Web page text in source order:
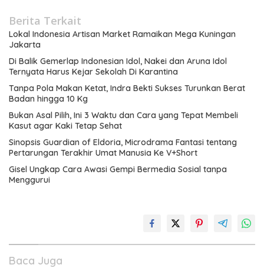
Berita Terkait
Lokal Indonesia Artisan Market Ramaikan Mega Kuningan
Jakarta
Di Balik Gemerlap Indonesian Idol, Nakei dan Aruna Idol
Ternyata Harus Kejar Sekolah Di Karantina
Tanpa Pola Makan Ketat, Indra Bekti Sukses Turunkan Berat
Badan hingga 10 Kg
Bukan Asal Pilih, Ini 3 Waktu dan Cara yang Tepat Membeli
Kasut agar Kaki Tetap Sehat
Sinopsis Guardian of Eldoria, Microdrama Fantasi tentang
Pertarungan Terakhir Umat Manusia Ke V+Short
Gisel Ungkap Cara Awasi Gempi Bermedia Sosial tanpa
Menggurui
Baca Juga